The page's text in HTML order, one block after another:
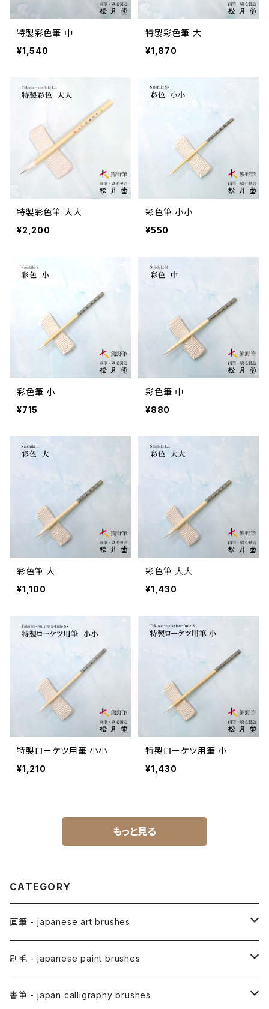
特製彩色筆 中
¥1,540
特製彩色筆 大
¥1,870
特製彩色筆 大大
¥2,200
彩色筆 小小
¥550
彩色筆 小
¥715
彩色筆 中
¥880
彩色筆 大
¥1,100
彩色筆 大大
¥1,430
特製ローケツ用筆 小小
¥1,210
特製ローケツ用筆 小
¥1,430
もっと見る
CATEGORY
画筆 - japanese art brushes
アニメ用筆 / ANIME(draw anime)
アニメ用線描筆
絵手紙用筆 / ETEGAMI (pic letter)
刷毛 - japanese paint brushes
絵刷毛 / EBAKE (paint brushs)
書筆 - japan calligraphy brushes